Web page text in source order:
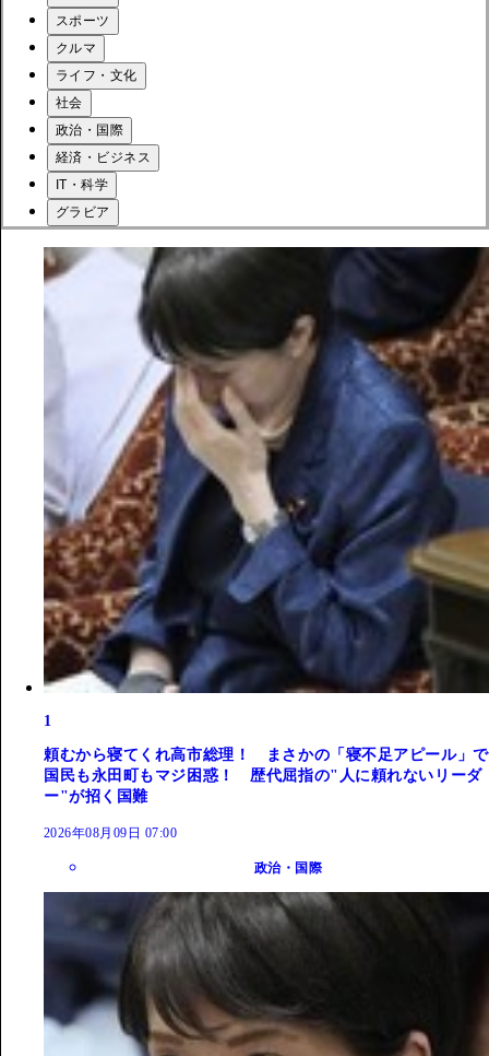
スポーツ
クルマ
ライフ・文化
社会
政治・国際
経済・ビジネス
IT・科学
グラビア
1
頼むから寝てくれ高市総理！ まさかの「寝不足アピール」で
国民も永田町もマジ困惑！ 歴代屈指の"人に頼れないリーダ
ー"が招く国難
2026年08月09日 07:00
政治・国際